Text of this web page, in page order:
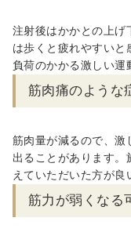
注射後はかかとの上げ
は歩くと疲れやすいと
負荷のかかる激しい運
筋肉痛のような
筋肉量が減るので、激
出ることがあります。
えていただいた方が良
筋力が弱くなる